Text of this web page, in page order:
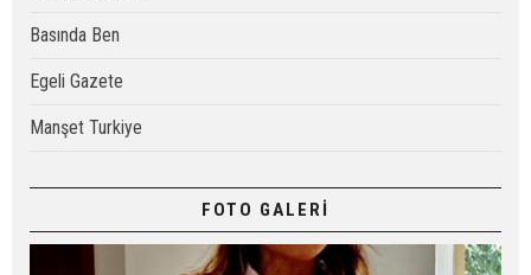
Basında Ben
Egeli Gazete
Manşet Turkiye
FOTO GALERİ